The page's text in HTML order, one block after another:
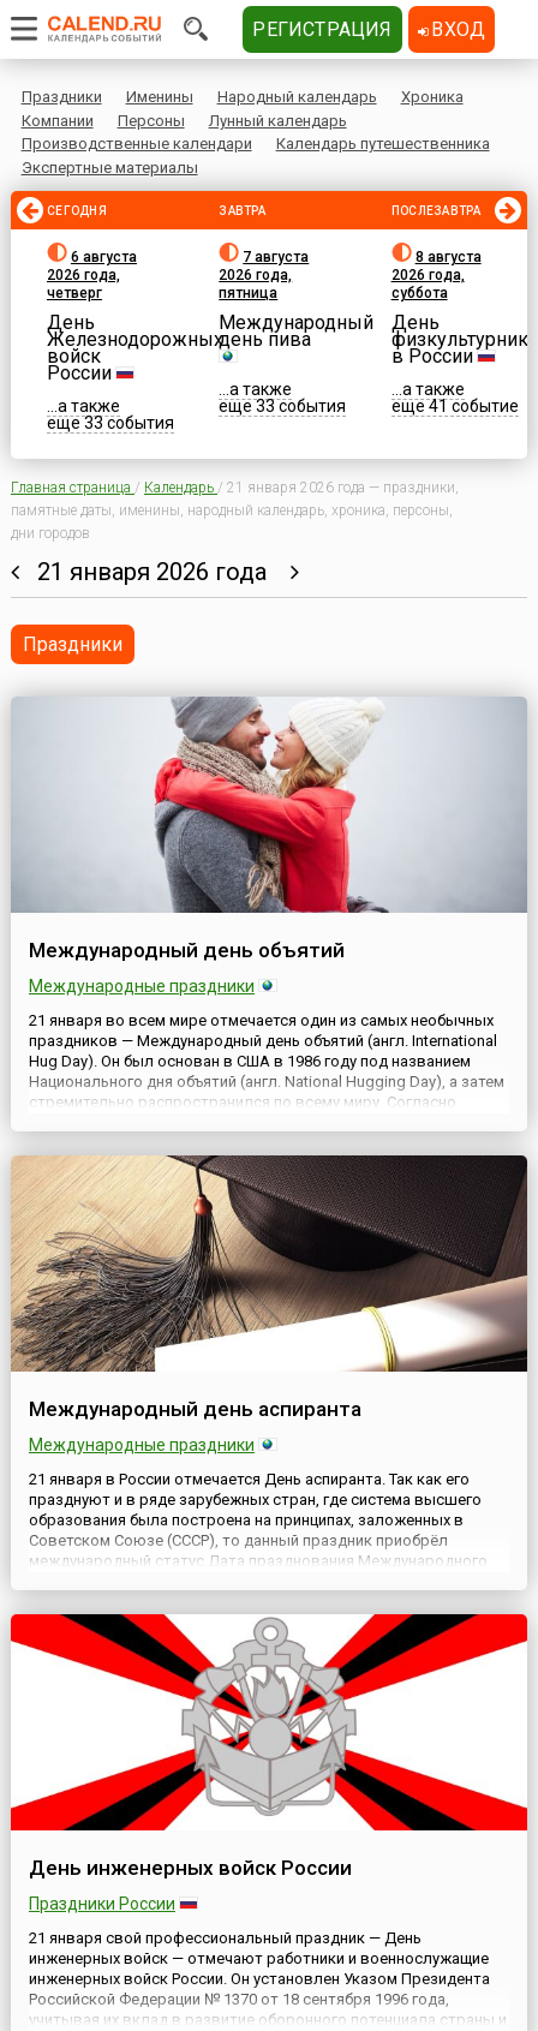
Праздники Именины Народный календарь
Хроника
Компании
Персоны
Лунный календарь
Производственные календари
Календарь путешественника
Экспертные материалы
СЕГОДНЯ
6 августа
2026 года,
четверг
День
Железнодорожных
войск
России
...а также
еще 33 события
ЗАВТРА
7 августа
2026 года,
пятница
Международный
день пива
...а также
еще 33 события
ПОСЛЕЗАВТРА
8 августа
2026 года,
суббота
День
физкультурника
в России
...а также
еще 41 событие
Главная страница / Календарь / 21 января 2026 года — праздники,
памятные даты, именины, народный календарь, хроника, персоны,
дни городов
21 января 2026 года
Праздники
Международный день объятий
Международные праздники
21 января во всем мире отмечается один из самых необычных
праздников — Международный день объятий (англ. International
Hug Day). Он был основан в США в 1986 году под названием
Национального дня объятий (англ. National Hugging Day), а затем
стремительно распространился по всему миру. Согласно
Международный день аспиранта
Международные праздники
21 января в России отмечается День аспиранта. Так как его
празднуют и в ряде зарубежных стран, где система высшего
образования была построена на принципах, заложенных в
Советском Союзе (СССР), то данный праздник приобрёл
международный статус.Дата празднования Международного
научных работнико...
День инженерных войск России
Праздники России
21 января свой профессиональный праздник — День
инженерных войск — отмечают работники и военнослужащие
инженерных войск России. Он установлен Указом Президента
Российской Федерации № 1370 от 18 сентября 1996 года,
учитывая их вклад в развитие оборонного потенциала страны и
РЕГИСТРАЦИЯ ВХОД